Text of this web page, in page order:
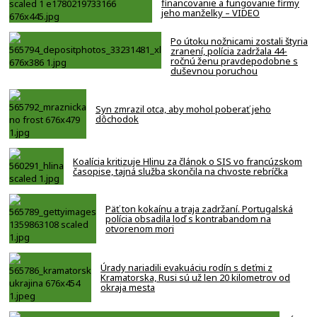
jeho manželky – VIDEO
Po útoku nožnicami zostali štyria
zranení, polícia zadržala 44-
ročnú ženu pravdepodobne s
duševnou poruchou
Syn zmrazil otca, aby mohol poberať jeho
dôchodok
Koalícia kritizuje Hlinu za článok o SIS vo francúzskom
časopise, tajná služba skončila na chvoste rebríčka
Päť ton kokaínu a traja zadržaní. Portugalská
polícia obsadila loď s kontrabandom na
otvorenom mori
Úrady nariadili evakuáciu rodín s deťmi z
Kramatorska, Rusi sú už len 20 kilometrov od
okraja mesta